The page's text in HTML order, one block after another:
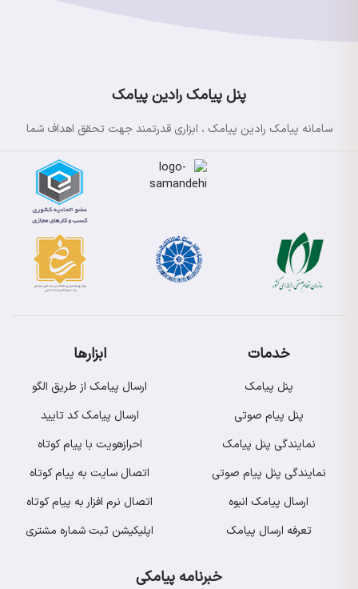
پنل پیامک رادین پیامک
سامانه پیامک رادین پیامک ، ابزاری قدرتمند جهت تحقق اهداف شما
خدمات
پنل پیامک
پنل پیام صوتی
نمایندگی پنل پیامک
نمایندگی پنل پیام صوتی
ارسال پیامک انبوه
تعرفه ارسال پیامک
ابزارها
ارسال پیامک از طریق الگو
ارسال پیامک کد تایید
احرازهویت با پیام کوتاه
اتصال سایت به پیام کوتاه
اتصال نرم افزار به پیام کوتاه
اپلیکیشن ثبت شماره مشتری
خبرنامه پیامکی